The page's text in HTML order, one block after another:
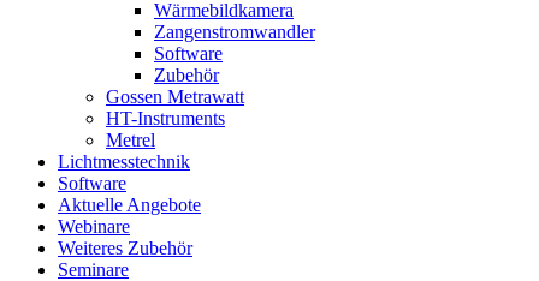
Wärmebildkamera
Zangenstromwandler
Software
Zubehör
Gossen Metrawatt
HT-Instruments
Metrel
Lichtmesstechnik
Software
Aktuelle Angebote
Webinare
Weiteres Zubehör
Seminare